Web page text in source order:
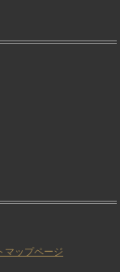
マップページ